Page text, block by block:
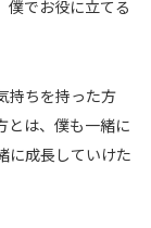
僕でお役に立てる
持ちを持った方
とは、僕も一緒に
に成長していけた